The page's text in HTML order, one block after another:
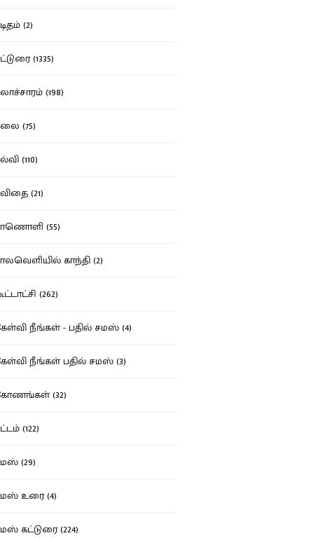
(2)
(1335)
(198)
(75)
(110)
(21)
(55)
காந்தி (2)
(262)
நீங்கள் - பதில் சமஸ் (4)
நீங்கள் பதில் சமஸ் (3)
(32)
(122)
(29)
உரை (4)
கட்டுரை (224)